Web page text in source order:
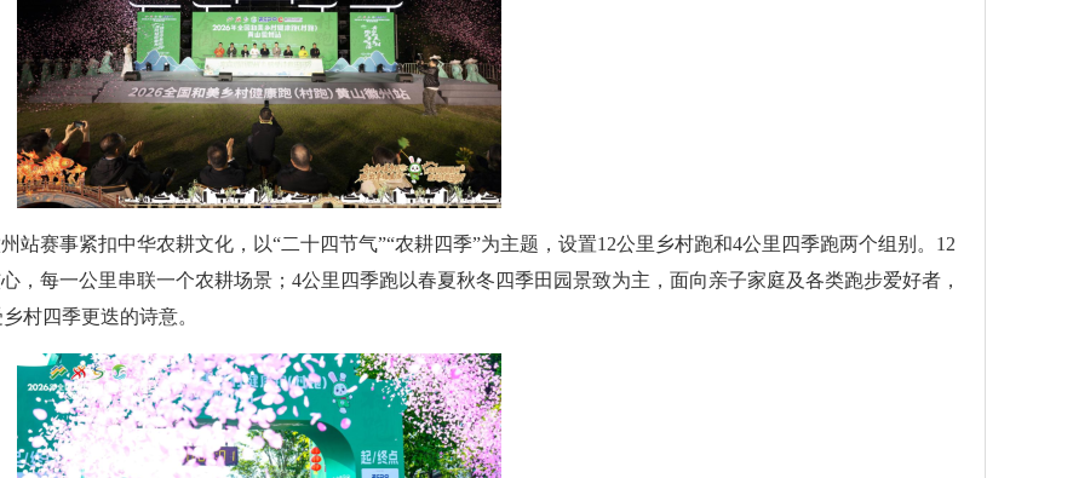
赛事紧扣中华农耕文化，以“二十四节气”“农耕四季”为主题，设置12公里乡村跑和4公里四季跑两个组别。12
，每一公里串联一个农耕场景；4公里四季跑以春夏秋冬四季田园景致为主，面向亲子家庭及各类跑步爱好者，
村四季更迭的诗意。